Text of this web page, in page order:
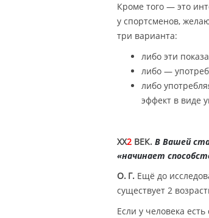
Кроме того — это
у спортсменов,
три варианта:
либо эти
либо —
либо
эффект в виде
XX2 ВЕК. В Вашей
«начинает
О. Г. Ещё до
существует 2
Если у человека